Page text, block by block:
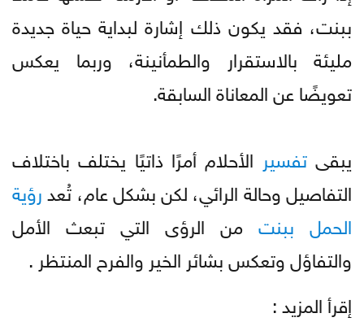
ببنت، فقد يكون ذلك إشارة لبداية حياة جديدة
مليئة بالاستقرار والطمأنينة، وربما يعكس
تعويضًا عن المعاناة السابقة.
يبقىتفسير الأحلام أمرًا ذاتيًا يختلف باختلاف
التفاصيل وحالة الرائي، لكن بشكل عام، تُعدرؤية
الحمل ببنت من الرؤى التي تبعث الأمل
والتفاؤل وتعكس بشائر الخير والفرح المنتظر .
إقرأ المزيد :